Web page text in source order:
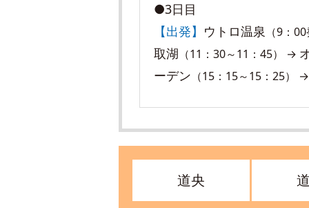
●3日目
【出発】 ウトロ温泉 （9：
取湖 （11：30～11：45） →
ーデン （15：15～15：25）
道央